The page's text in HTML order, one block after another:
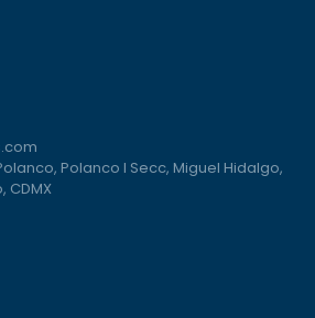
Polanco I Secc, Miguel Hidalgo,
CDMX